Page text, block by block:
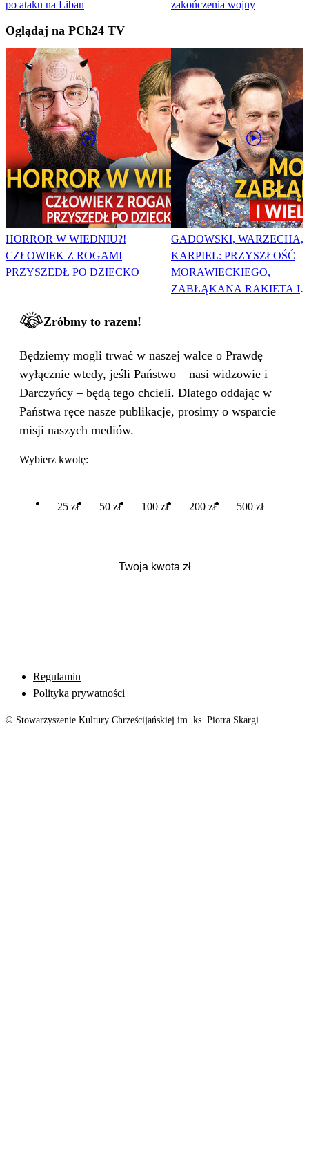
po ataku na Liban
zakończenia wojny
Oglądaj na PCh24 TV
HORROR W WIEDNIU?!
CZŁOWIEK Z ROGAMI
PRZYSZEDŁ PO DZIECKO
GADOWSKI, WARZECHA,
KARPIEL: PRZYSZŁOŚĆ
MORAWIECKIEGO,
ZABŁĄKANA RAKIETA I
Zróbmy to razem!
Będziemy mogli trwać w naszej walce o Prawdę
wyłącznie wtedy, jeśli Państwo – nasi widzowie i
Darczyńcy – będą tego chcieli. Dlatego oddając w
Państwa ręce nasze publikacje, prosimy o wsparcie
misji naszych mediów.
Wybierz kwotę:
25 zł 50 zł 100 zł 200 zł 500 zł
Regulamin
Polityka prywatności
© Stowarzyszenie Kultury Chrześcijańskiej im. ks. Piotra Skargi